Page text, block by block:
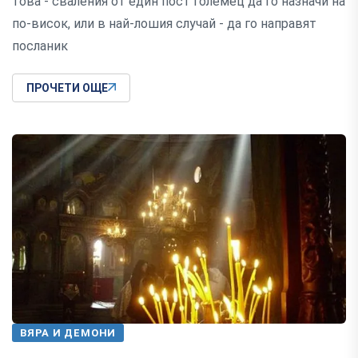
по-висок, или в най-лошия случай - да го направят
посланик
ПРОЧЕТИ ОЩЕ
ВЯРА И ДЕМОНИ